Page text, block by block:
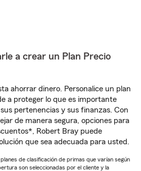
a crear un Plan Precio
ahorrar dinero. Personalice un plan
a proteger lo que es importante
pertenencias y sus finanzas. Con
de manera segura, opciones para
Robert Bray puede
que sea adecuada para usted.
de clasificación de primas que varían según
son seleccionadas por el cliente y la